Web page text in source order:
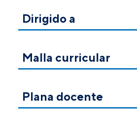
Dirigido a
Malla curricular
Plana docente